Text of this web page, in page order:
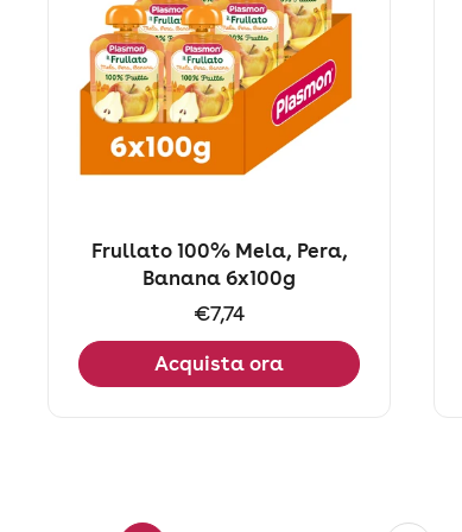
Frullato 100% Mela, Pera,
Banana 6x100g
Prezzo:
€7,74
Acquista ora
Successivo